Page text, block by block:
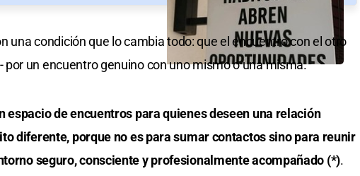
una condición que lo cambia todo: que el encuentro con el otro
un encuentro genuino con uno mismo o una misma.
espacio de encuentros para quienes deseen una relación
diferente, porque no es para sumar contactos sino para reunir
seguro, consciente y profesionalmente acompañado (*).